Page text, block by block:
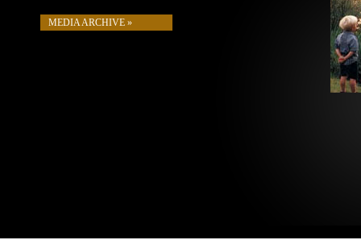
MEDIA ARCHIVE »